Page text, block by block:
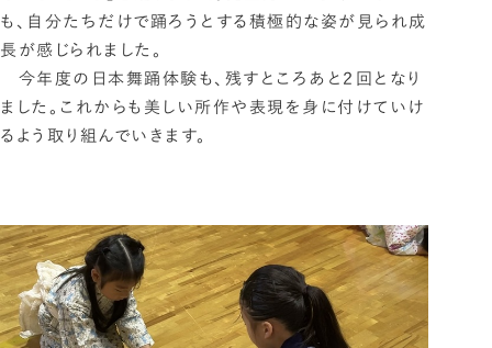
も、自分たちだけで踊ろうとする積極的な姿が見られ成
長が感じられました。
今年度の日本舞踊体験も、残すところあと２回となり
ました。これからも美しい所作や表現を身に付けていけ
るよう取り組んでいきます。